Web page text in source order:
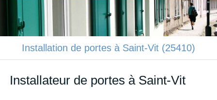
Installation de portes à Saint-Vit (25410)
Installateur de portes à Saint-Vit